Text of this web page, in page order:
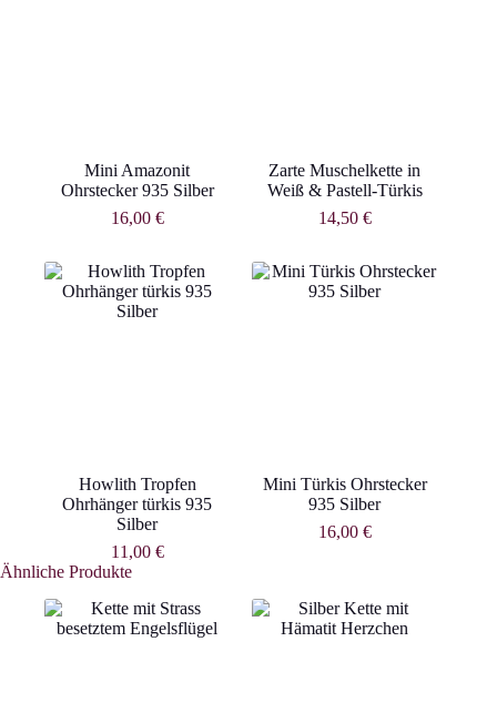
Mini Amazonit
Ohrstecker 935 Silber
16,00 €
Zarte Muschelkette in
Weiß & Pastell-Türkis
14,50 €
Howlith Tropfen
Ohrhänger türkis 935
Silber
11,00 €
Mini Türkis Ohrstecker
935 Silber
16,00 €
Ähnliche Produkte